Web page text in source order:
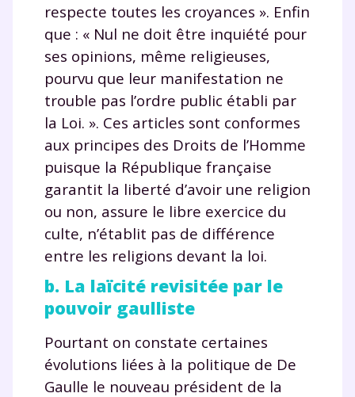
respecte toutes les croyances ». Enfin
que : « Nul ne doit être inquiété pour
ses opinions, même religieuses,
pourvu que leur manifestation ne
trouble pas l’ordre public établi par
la Loi. ». Ces articles sont conformes
aux principes des Droits de l’Homme
puisque la République française
garantit la liberté d’avoir une religion
ou non, assure le libre exercice du
culte, n’établit pas de différence
entre les religions devant la loi.
b. La laïcité revisitée par le
pouvoir gaulliste
Pourtant on constate certaines
évolutions liées à la politique de De
Gaulle le nouveau président de la